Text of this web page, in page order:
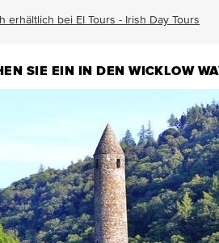
erhältlich bei EI Tours - Irish Day Tours
SIE EIN IN DEN WICKLOW